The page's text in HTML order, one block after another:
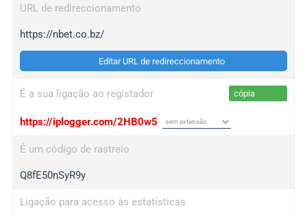
URL de redireccionamento
https://nbet.co.bz/
Editar URL de redireccionamento
É a sua ligação ao registador cópia
https://iplogger.com/2HB0w5
É um código de rastreio
Q8fE50nSyR9y
Ligação para acesso às estatísticas